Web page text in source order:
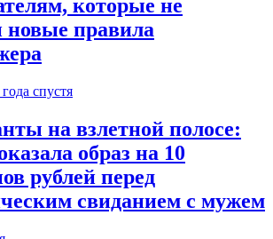
которые не
новые правила
года спустя
на взлетной полосе:
образ на 10
рублей перед
свиданием с мужем